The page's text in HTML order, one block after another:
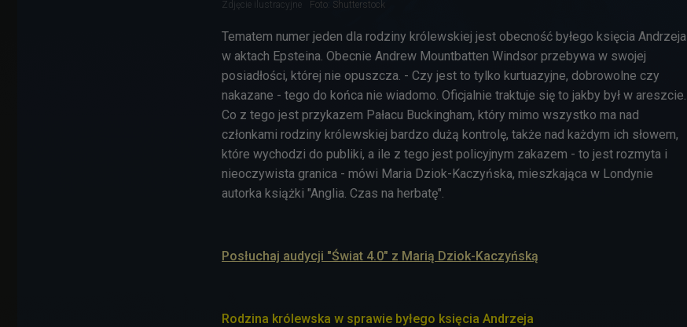
Zdjęcie ilustracyjne Foto: Shutterstock
Tematem numer jeden dla rodziny królewskiej jest obecność byłego księcia Andrzeja
w aktach Epsteina. Obecnie Andrew Mountbatten Windsor przebywa w swojej
posiadłości, której nie opuszcza. - Czy jest to tylko kurtuazyjne, dobrowolne czy
nakazane - tego do końca nie wiadomo. Oficjalnie traktuje się to jakby był w areszcie.
Co z tego jest przykazem Pałacu Buckingham, który mimo wszystko ma nad
członkami rodziny królewskiej bardzo dużą kontrolę, także nad każdym ich słowem,
które wychodzi do publiki, a ile z tego jest policyjnym zakazem - to jest rozmyta i
nieoczywista granica - mówi Maria Dziok-Kaczyńska, mieszkająca w Londynie
autorka książki "Anglia. Czas na herbatę".
Posłuchaj audycji "Świat 4.0" z Marią Dziok-Kaczyńską
Rodzina królewska w sprawie byłego księcia Andrzeja